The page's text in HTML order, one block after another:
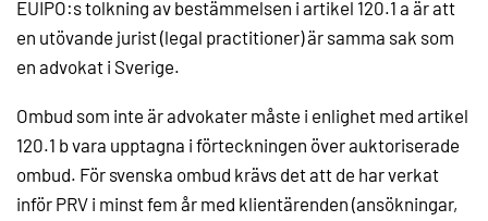
EUIPO:s tolkning av bestämmelsen i artikel 120.1 a är att
en utövande jurist (legal practitioner) är samma sak som
en advokat i Sverige.
Ombud som inte är advokater måste i enlighet med artikel
120.1 b vara upptagna i förteckningen över auktoriserade
ombud. För svenska ombud krävs det att de har verkat
inför PRV i minst fem år med klientärenden (ansökningar,